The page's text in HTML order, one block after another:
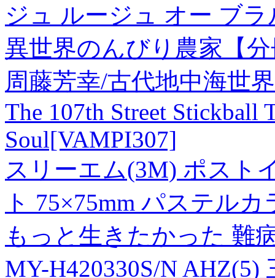
ジュ ルージュ オー ブラ
異世界のんびり農家【
周藤芳幸/古代地中海世
The 107th Street Stickball
Soul[VAMPI307]
スリーエム(3M) ポスト
ト 75×75mm パステル
もっと生きたかった 難
MY-H420330S/N